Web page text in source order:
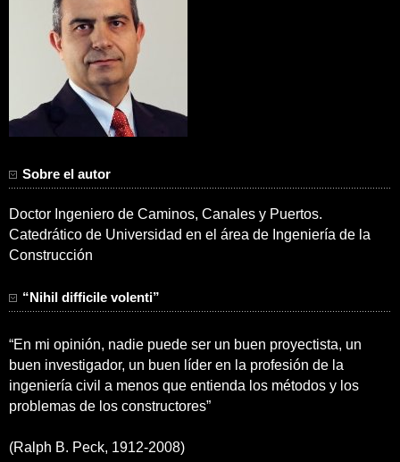
Sobre el autor
Doctor Ingeniero de Caminos, Canales y Puertos.
Catedrático de Universidad en el área de Ingeniería de la
Construcción
“Nihil difficile volenti”
“En mi opinión, nadie puede ser un buen proyectista, un
buen investigador, un buen líder en la profesión de la
ingeniería civil a menos que entienda los métodos y los
problemas de los constructores”
(Ralph B. Peck, 1912-2008)